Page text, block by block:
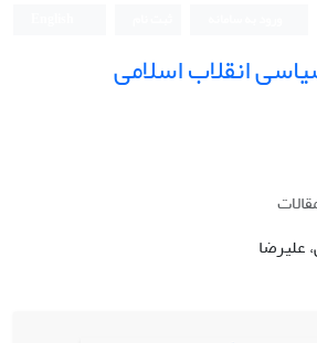
انقلاب اسلامی
علیرضا